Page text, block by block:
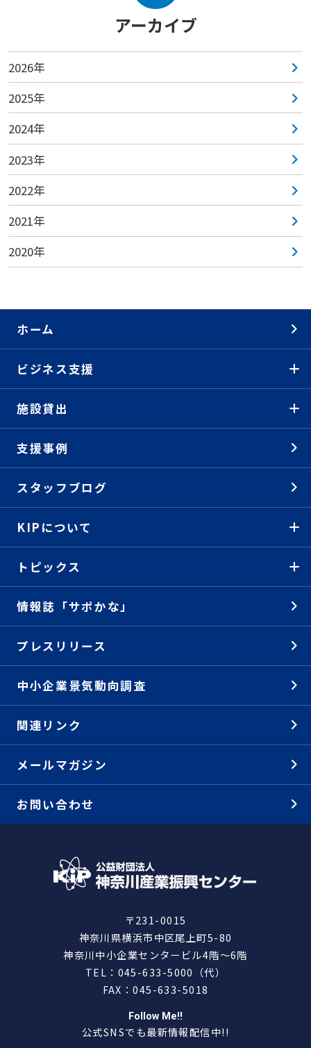
アーカイブ
2026年
2025年
2024年
2023年
2022年
2021年
2020年
ホーム
ビジネス支援
施設貸出
支援事例
スタッフブログ
KIPについて
トピックス
情報誌「サポかな」
プレスリリース
中小企業景気動向調査
関連リンク
メールマガジン
お問い合わせ
〒231-0015
神奈川県横浜市中区尾上町5-80
神奈川中小企業センタービル4階～6階
TEL：045-633-5000（代）
FAX：045-633-5018
Follow Me!!
公式SNSでも最新情報配信中!!